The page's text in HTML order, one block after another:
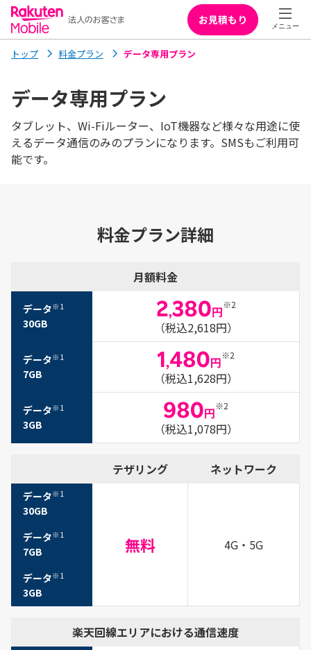
お見積もり
トップ 料金プラン データ専用プラン
データ専用プラン
タブレット、Wi-Fiルーター、IoT機器など様々な用途に使
えるデータ通信のみのプランになります。SMSもご利用可
能です。
料金プラン詳細
月額料金
データ※1
30GB （税込2,618円）
データ※1
7GB （税込1,628円）
データ※1
3GB （税込1,078円）
テザリング ネットワーク
データ※1
30GB
4G・5G
データ※1
7GB
データ※1
3GB
楽天回線エリアにおける通信速度